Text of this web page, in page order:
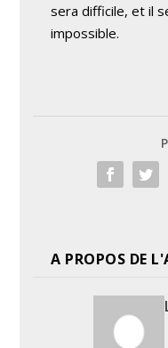
sera difficile, et il
impossible.
A PROPOS DE